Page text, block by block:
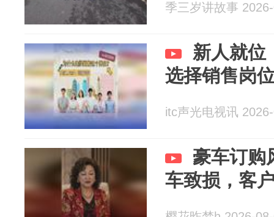
季三岁讲故事
新人就位
选择销售岗
itc声光电视讯
豪车订购
车致损，客